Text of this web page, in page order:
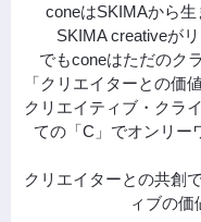
coneはSKIMAから生
SKIMA creativeが
でもconeはただのク
「クリエイターとの価
クリエイティブ・クラ
ての「C」でオンリー
クリエイターとの共創
ィブの価